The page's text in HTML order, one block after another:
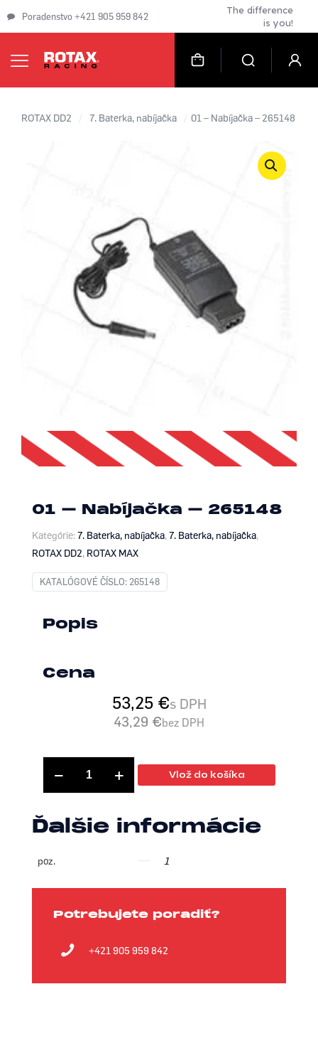
Poradenstvo +421 905 959 842
The difference
is you!
ROTAX DD2 / 7. Baterka, nabíjačka / 01 – Nabíjačka – 265148
01 – Nabíjačka – 265148
Kategórie:7. Baterka, nabíjačka,7. Baterka, nabíjačka,
ROTAX DD2, ROTAX MAX
KATALÓGOVÉ ČÍSLO: 265148
Popis
Cena
53,25 €s DPH
43,29 €bez DPH
Nabíjačka
-
Vlož do košíka
Ďalšie informácie
poz. 1
Potrebujete poradiť?
+421 905 959 842